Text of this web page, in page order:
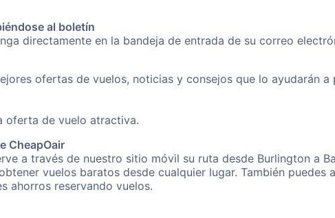
al boletín
directamente en la bandeja de entrada de su correo
ofertas de vuelos, noticias y consejos que lo ayudarán
oferta de vuelo atractiva.
CheapOair
a través de nuestro sitio móvil su ruta desde Burlington a
vuelos baratos desde cualquier lugar. También
ahorros reservando vuelos.